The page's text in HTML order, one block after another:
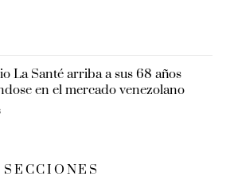
La Santé arriba a sus 68 años
en el mercado venezolano
SECCIONES